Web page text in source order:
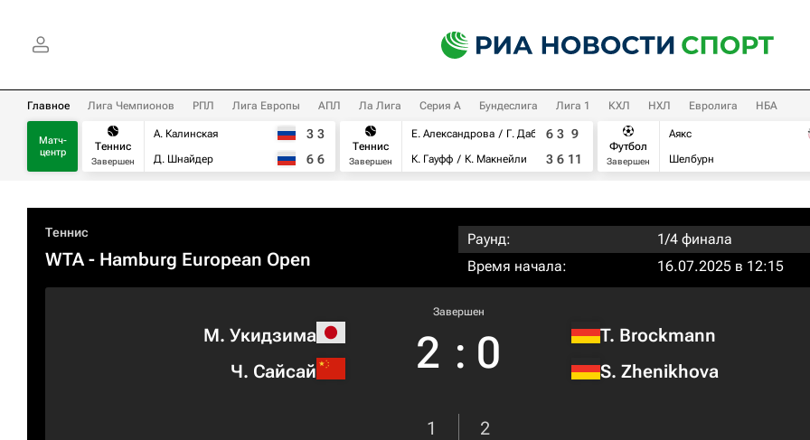
Главное Лига Чемпионов РПЛ Лига Европы АПЛ Ла Лига Серия А Бундеслига Лига 1 КХЛ НХЛ Евролига НБА
Матч-
центр
Теннис
Завершен
А. Калинская
Д. Шнайдер
3 3
6 6
Теннис
Завершен
Е. Александрова
Г. Дабровски
К. Гауфф
К. Макнейли
6 3 9
3 6 11
Футбол
Завершен
Аякс
Шелбурн
Теннис
WTA- Hamburg European Open
Раунд:
1/4 финала
Время начала:
16.07.2025 в 12:15
М. Укидзима
Ч. Сайсай
Завершен
2 : 0
T. Brockmann
S. Zhenikhova
1
2